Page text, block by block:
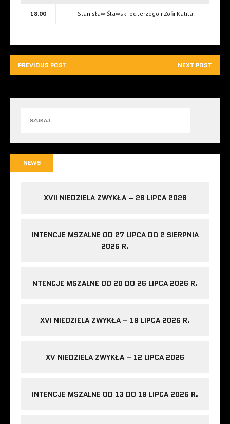
18.00 + Stanisław Ślawski od Jerzego i Zofii Kalita
PREVIOUS POST NEXT POST
NEWS
XVII NIEDZIELA ZWYKŁA – 26 LIPCA 2026
INTENCJE MSZALNE OD 27 LIPCA DO 2 SIERPNIA
2026 R.
NTENCJE MSZALNE OD 20 DO 26 LIPCA 2026 R.
XVI NIEDZIELA ZWYKŁA – 19 LIPCA 2026 R.
XV NIEDZIELA ZWYKŁA – 12 LIPCA 2026
INTENCJE MSZALNE OD 13 DO 19 LIPCA 2026 R.